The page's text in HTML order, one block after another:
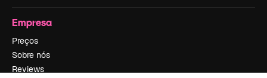
Empresa
Preços
Sobre nós
Reviews